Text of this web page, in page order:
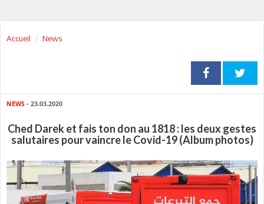
Accueil News
NEWS - 23.03.2020
Ched Darek et fais ton don au 1818 : les deux gestes
salutaires pour vaincre le Covid-19 (Album photos)